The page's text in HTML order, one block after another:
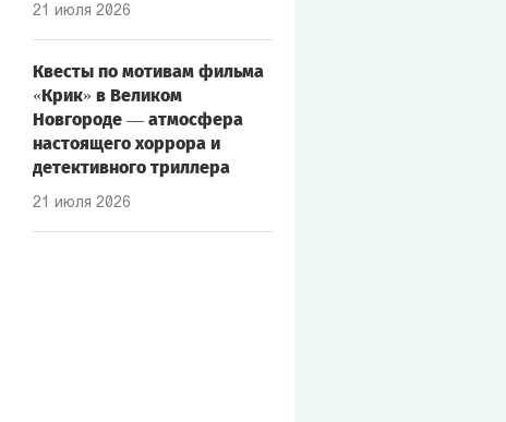
21 июля 2026
Квесты по мотивам фильма
«Крик» в Великом
Новгороде — атмосфера
настоящего хоррора и
детективного триллера
21 июля 2026